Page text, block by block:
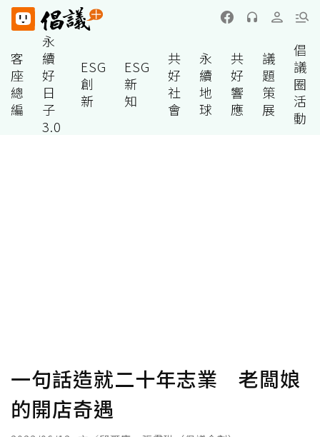
客
座
總
編
永
續
好
日
子
3.0
ESG
創
新
ESG
新
知
共
好
社
會
永
續
地
球
共
好
響
應
議
題
策
展
倡
議
圈
活
動
一句話造就二十年志業 老闆娘
的開店奇遇